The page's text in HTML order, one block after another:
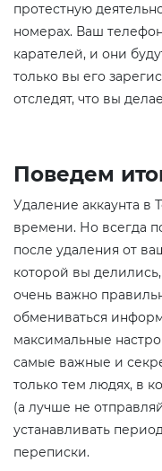
протестную
номерах. Ваш
карателей, и они
только вы его
отследят, что вы
Поведем
Удаление аккаунта в
времени. Но всегда
после удаления от
которой вы
очень важно
обмениваться
максимальные
самые важные и
только тем людях, в
(а лучше не
устанавливать
переписки.